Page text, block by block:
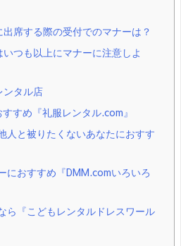
出席する際の受付でのマナーは？
いつも以上にマナーに注意しよ
ンタル店
すめ『礼服レンタル.com』
人と被りたくないあなたにおすす
におすすめ『DMM.comいろいろ
ら『こどもレンタルドレスワール